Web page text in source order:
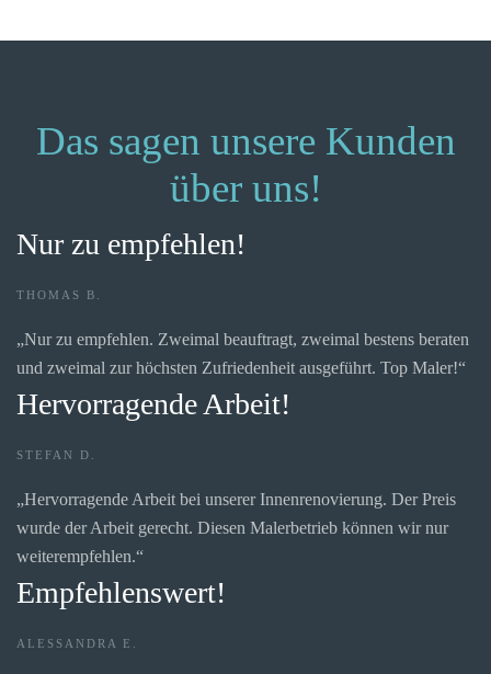
Das sagen unsere Kunden
über uns!
Nur zu empfehlen!
THOMAS B.
„Nur zu empfehlen. Zweimal beauftragt, zweimal bestens beraten
und zweimal zur höchsten Zufriedenheit ausgeführt. Top Maler!“
Hervorragende Arbeit!
STEFAN D.
„Hervorragende Arbeit bei unserer Innenrenovierung. Der Preis
wurde der Arbeit gerecht. Diesen Malerbetrieb können wir nur
weiterempfehlen.“
Empfehlenswert!
ALESSANDRA E.